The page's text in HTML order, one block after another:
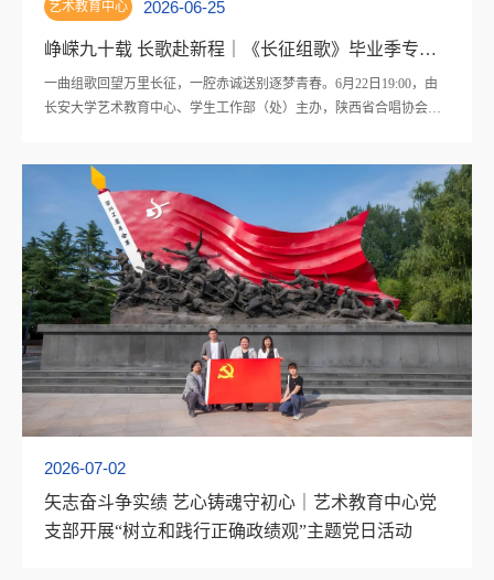
峥嵘九十载 长歌赴新程｜《长征组歌》毕业季专场演出圆满落幕
逐梦青春。6月22日19:00，由
处）主办，陕西省合唱协会协
职工近千人齐聚现场，沉浸式
征精神，收下这份独一无二
陕西省合唱协会直属合唱团近
6月4日上午，陕西省第八届大学生艺术展演
校区长安文化艺术中心207召开。校团委书
张红传达了《长安大学组织参加陕西省第
施方案》，明确了本届大艺展“向美而行，
演、艺术作品、高校美育改革创新优秀成果
2026-07-02
矢志奋斗争实绩 艺心铸魂守初心｜艺术教育中心党
支部开展“树立和践行正确政绩观”主题党日活动